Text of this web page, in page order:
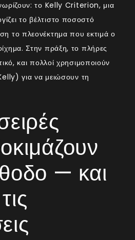
το Kelly Criterion, μια
το βέλτιστο ποσοστό
το πλεονέκτημα που εκτιμά ο
Στην πράξη, το πλήρες
και πολλοί χρησιμοποιούν
για να μειώσουν τη
— και